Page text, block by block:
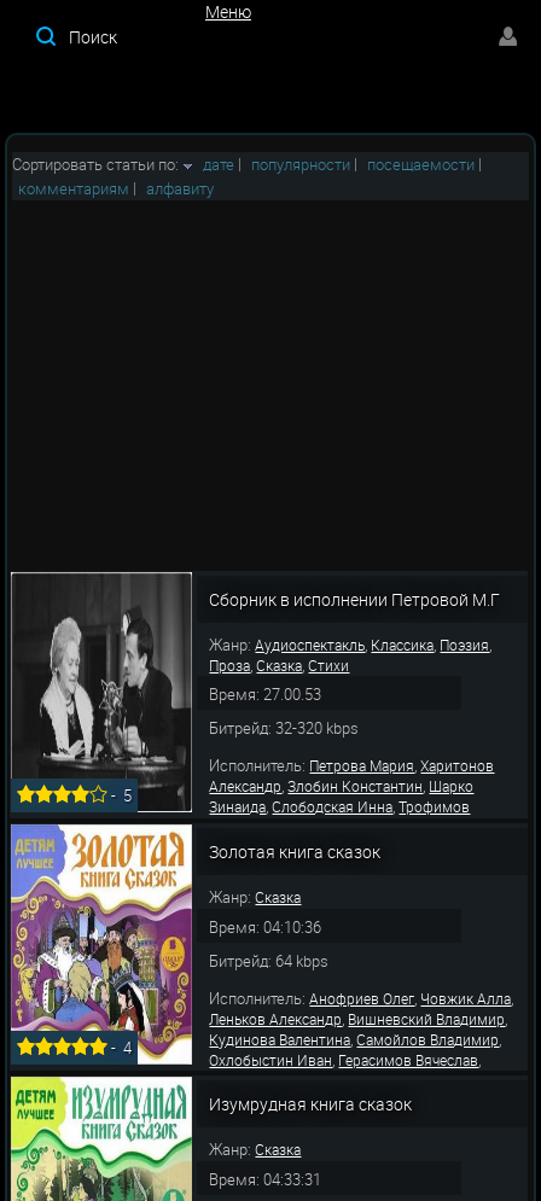
Меню
Сортировать статьи по: дате | популярности | посещаемости |
комментариям | алфавиту
- 5
Сборник в исполнении Петровой М.Г
Жанр:Аудиоспектакль, Классика, Поэзия,
Проза,Сказка,Стихи
Время: 27.00.53
Битрейд: 32-320 kbps
Исполнитель: Петрова Мария,Харитонов
Александр,Злобин Константин, Шарко
Зинаида,Слободская Инна,Трофимов
Родионов Юрий, Волкова Марина
Елизавета
Владимир,Литви
-4
Золотая книга сказок
Жанр:Сказка
Время: 04:10:36
Битрейд: 64 kbps
Исполнитель:Анофриев Олег, Човжик Алла,
Леньков Александр, Вишневский Владимир,
Кудинова Валентина,Самойлов Владимир,
Охлобыстин Иван, Герасимов Вячеслав,
Валерий,Телегина Татьяна,Федосов
Изумрудная книга сказок
Жанр:Сказка
Время: 04:33:31